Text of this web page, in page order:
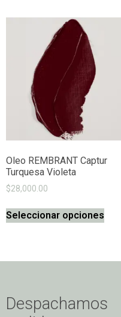
Oleo REMBRANT Captur
Turquesa Violeta
$28,000.00
Seleccionar opciones
Despachamos